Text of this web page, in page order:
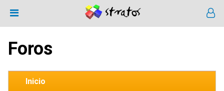
Foros
Inicio